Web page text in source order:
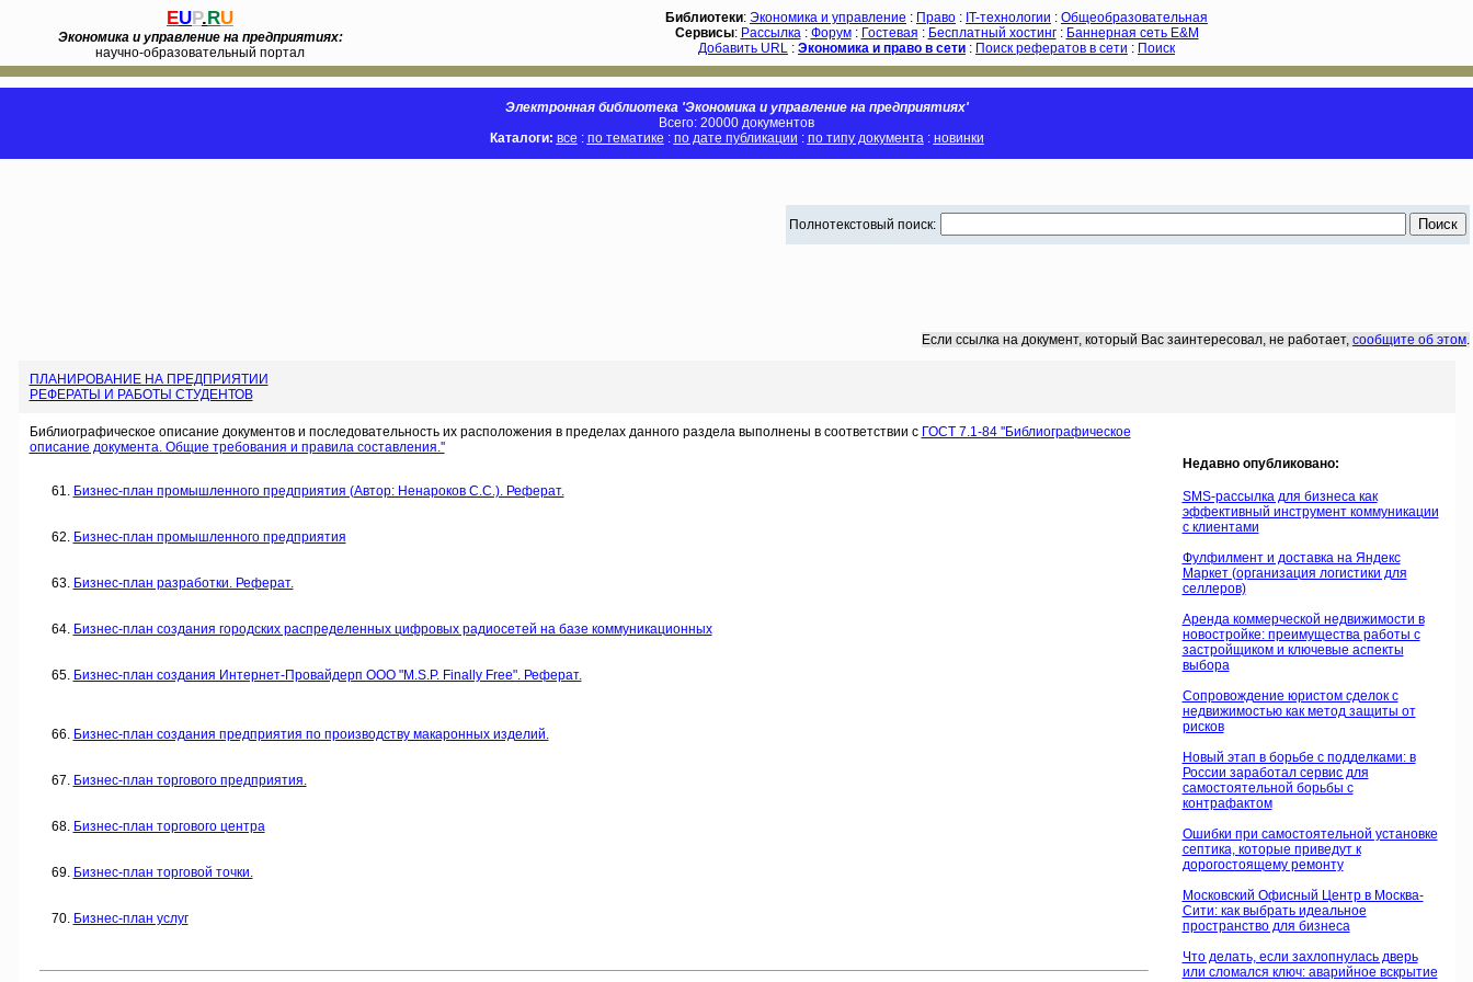
EUP.RU
Экономика и управление на предприятиях:
научно-образовательный портал
Библиотеки: Экономика и управление : Право : IT-технологии : Общеобразовательная
Сервисы: Рассылка: Форум: Гостевая : Бесплатный хостинг: Баннерная сеть E&M
Добавить URL : Экономика и право в сети : Поиск рефератов в сети : Поиск
Электронная библиотека 'Экономика и управление на предприятиях'
Всего: 20000 документов
Каталоги: все : по тематике : по дате публикации : по типу документа: новинки
Полнотекстовый поиск:
Если ссылка на документ, который Вас заинтересовал, не работает, сообщите об этом.
ПЛАНИРОВАНИЕ НА ПРЕДПРИЯТИИ
РЕФЕРАТЫ И РАБОТЫ СТУДЕНТОВ
Библиографическое описание документов и последовательность их расположения в пределах данного раздела выполнены в соответствии с ГОСТ 7.1-84 ''Библиографическое
описание документа. Общие требования и правила составления.''
Бизнес-план промышленного предприятия (Автор: Ненароков С.С.). Реферат.
Бизнес-план промышленного предприятия
Бизнес-план разработки. Реферат.
Бизнес-план создания городских распределенных цифровых радиосетей на базе коммуникационных
Бизнес-план создания Интернет-Провайдерп ООО "M.S.P. Finally Free". Реферат.
Бизнес-план создания предприятия по производству макаронных изделий.
Бизнес-план торгового предприятия.
Бизнес-план торгового центра
Бизнес-план торговой точки.
Бизнес-план услуг
Недавно опубликовано:
SMS-рассылка для бизнеса как
эффективный инструмент коммуникации
с клиентами
Фулфилмент и доставка на Яндекс
Маркет (организация логистики для
селлеров)
Аренда коммерческой недвижимости в
новостройке: преимущества работы с
застройщиком и ключевые аспекты
выбора
Сопровождение юристом сделок с
недвижимостью как метод защиты от
рисков
Новый этап в борьбе с подделками: в
России заработал сервис для
самостоятельной борьбы с
контрафактом
Ошибки при самостоятельной установке
септика, которые приведут к
дорогостоящему ремонту
Московский Офисный Центр в Москва-
Сити: как выбрать идеальное
пространство для бизнеса
Что делать, если захлопнулась дверь
или сломался ключ: аварийное вскрытие